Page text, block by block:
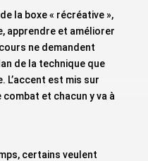
la boxe « récréative »,
apprendre et améliorer
ne demandent
de la technique que
L’accent est mis sur
combat et chacun y va à
certains veulent